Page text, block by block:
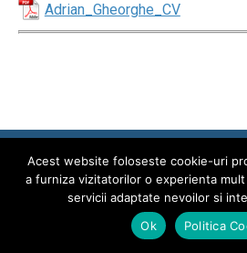
Adrian_Gheorghe_CV
2026 © Universitatea
Universitate
Acest website foloseste cookie-uri
a furniza vizitatorilor o experienta
servicii adaptate nevoilor si
Ok
Politica